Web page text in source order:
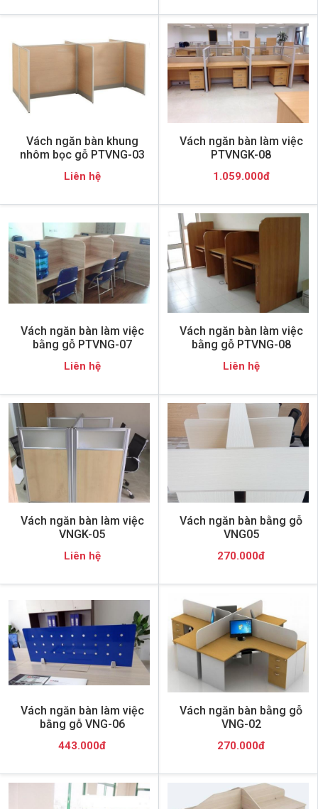
Vách ngăn bàn khung
nhôm bọc gỗ PTVNG-03
Liên hệ
Vách ngăn bàn làm việc
PTVNGK-08
1.059.000đ
Vách ngăn bàn làm việc
bằng gỗ PTVNG-07
Liên hệ
Vách ngăn bàn làm việc
bằng gỗ PTVNG-08
Liên hệ
Vách ngăn bàn làm việc
VNGK-05
Liên hệ
Vách ngăn bàn bằng gỗ
VNG05
270.000đ
Vách ngăn bàn làm việc
bằng gỗ VNG-06
443.000đ
Vách ngăn bàn bằng gỗ
VNG-02
270.000đ